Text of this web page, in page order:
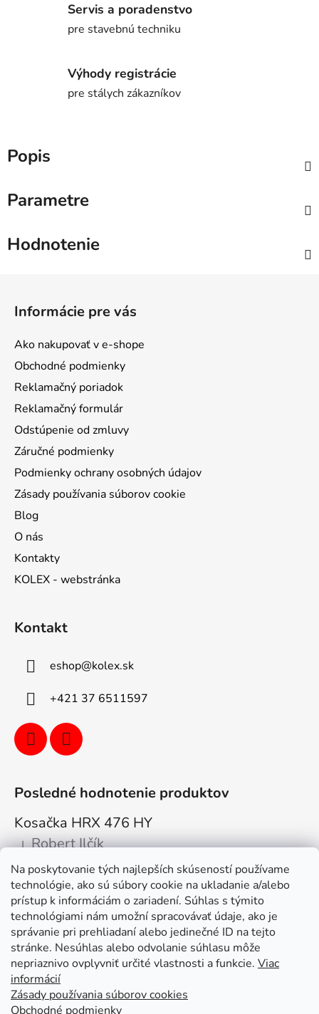
Na poskytovanie tých najlepších skúseností používame
technológie, ako sú súbory cookie na ukladanie a/alebo
prístup k informáciám o zariadení. Súhlas s týmito
technológiami nám umožní spracovávať údaje, ako je
správanie pri prehliadaní alebo jedinečné ID na tejto
stránke. Nesúhlas alebo odvolanie súhlasu môže
nepriaznivo ovplyvniť určité vlastnosti a funkcie. Viac
informácií
Zásady používania súborov cookies
Obchodné podmienky
Servis a poradenstvo
pre stavebnú techniku
Výhody registrácie
pre stálych zákazníkov
Popis
Parametre
Hodnotenie
Informácie pre vás
Ako nakupovať v e-shope
Obchodné podmienky
Reklamačný poriadok
Reklamačný formulár
Odstúpenie od zmluvy
Záručné podmienky
Podmienky ochrany osobných údajov
Zásady používania súborov cookie
Blog
O nás
Kontakty
KOLEX - webstránka
Kontakt
eshop@kolex.sk
+421 37 6511597
Posledné hodnotenie produktov
Kosačka HRX 476 HY
Hodnotenie produktu je 5 z 5 hviezdičiek.
| Robert Ilčík
Super. Odporúčam
Facebook